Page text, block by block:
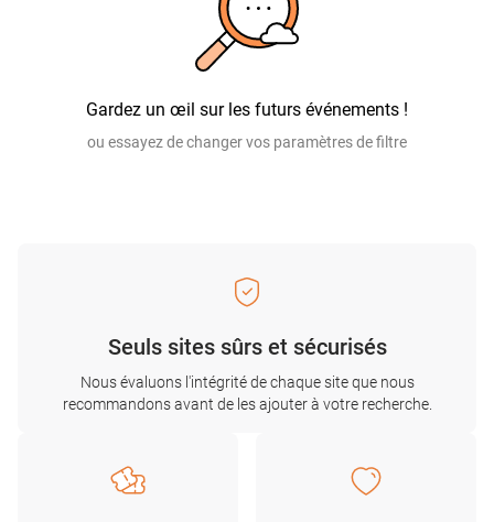
Gardez un œil sur les futurs événements !
ou essayez de changer vos paramètres de filtre
Seuls sites sûrs et sécurisés
Nous évaluons l'intégrité de chaque site que nous
recommandons avant de les ajouter à votre recherche.